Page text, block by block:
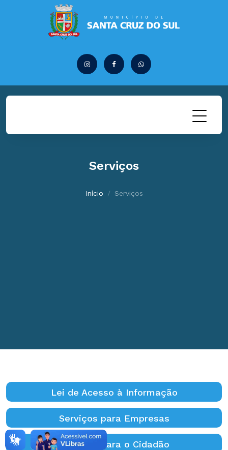
Serviços
Início Serviços
Lei de Acesso à Informação
Serviços para Empresas
Serviços para o Cidadão